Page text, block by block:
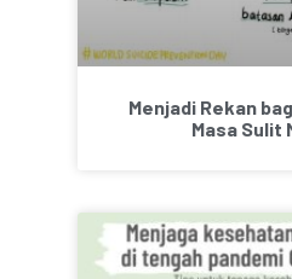
Menjadi Rekan
Masa Sulit